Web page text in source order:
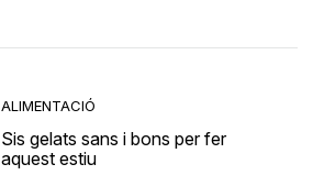
ALIMENTACIÓ
Sis gelats sans i bons per fer
aquest estiu